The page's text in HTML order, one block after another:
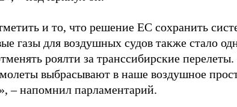
и то, что решение ЕС сохранить
газы для воздушных судов также стало
роялти за транссибирские
выбрасывают в наше воздушное
– напомнил парламентарий.